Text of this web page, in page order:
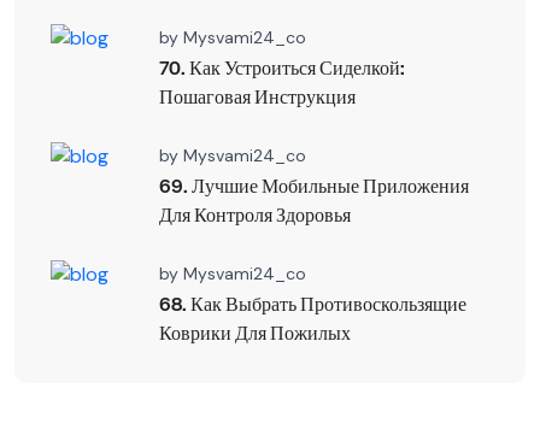
by Mysvami24_co
70. Как Устроиться Сиделкой:
Пошаговая Инструкция
by Mysvami24_co
69. Лучшие Мобильные Приложения
Для Контроля Здоровья
by Mysvami24_co
68. Как Выбрать Противоскользящие
Коврики Для Пожилых